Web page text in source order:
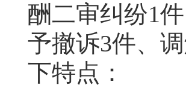
酬二审纠纷1
予撤诉3件、
下特点：